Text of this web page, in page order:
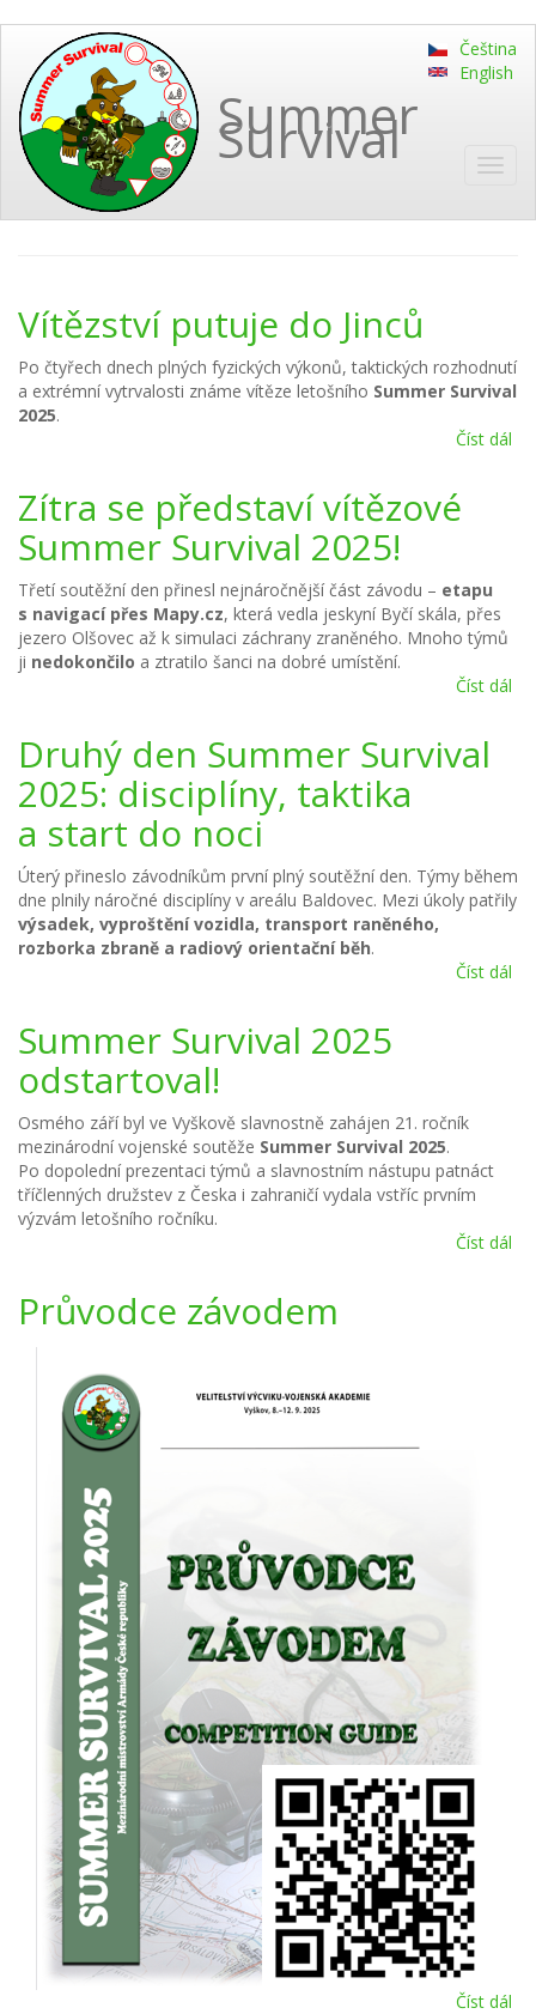
hlavnímu
obsahu
Summer
Survival
Čeština
English
Vítězství putuje do Jinců
Po čtyřech dnech plných fyzických výkonů, taktických rozhodnutí
a extrémní vytrvalosti známe vítěze letošního Summer Survival
2025.
Číst dál
Zítra se představí vítězové
Summer Survival 2025!
Třetí soutěžní den přinesl nejnáročnější část závodu – etapu
s navigací přes Mapy.cz, která vedla jeskyní Byčí skála, přes
jezero Olšovec až k simulaci záchrany zraněného. Mnoho týmů
ji nedokončilo a ztratilo šanci na dobré umístění.
Číst dál
Druhý den Summer Survival
2025: disciplíny, taktika
a start do noci
Úterý přineslo závodníkům první plný soutěžní den. Týmy během
dne plnily náročné disciplíny v areálu Baldovec. Mezi úkoly patřily
výsadek, vyproštění vozidla, transport raněného,
rozborka zbraně a radiový orientační běh.
Číst dál
Summer Survival 2025
odstartoval!
Osmého září byl ve Vyškově slavnostně zahájen 21. ročník
mezinárodní vojenské soutěže Summer Survival 2025.
Po dopolední prezentaci týmů a slavnostním nástupu patnáct
tříčlenných družstev z Česka i zahraničí vydala vstříc prvním
výzvám letošního ročníku.
Číst dál
Průvodce závodem
Číst dál